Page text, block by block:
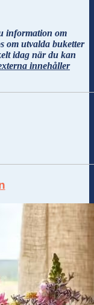
information om
om utvalda buketter
idag när du kan
innehåller